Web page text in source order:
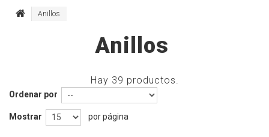
Anillos
Anillos
Hay 39 productos.
Ordenar por
Mostrar por página